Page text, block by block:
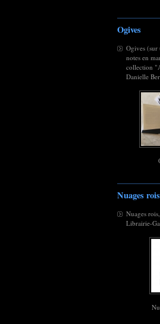
Ogives
Ogives
notes en
collection
Danielle
Nuages rois
Nuages
Librairie-